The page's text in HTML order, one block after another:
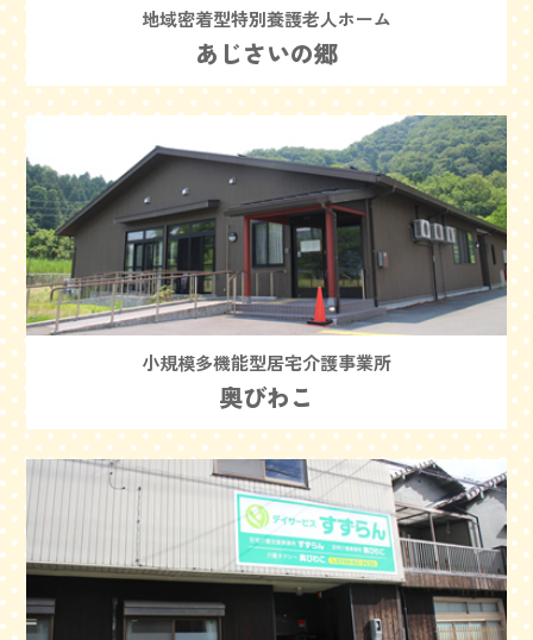
地域密着型特別養護老人ホーム
あじさいの郷
小規模多機能型居宅介護事業所
奥びわこ